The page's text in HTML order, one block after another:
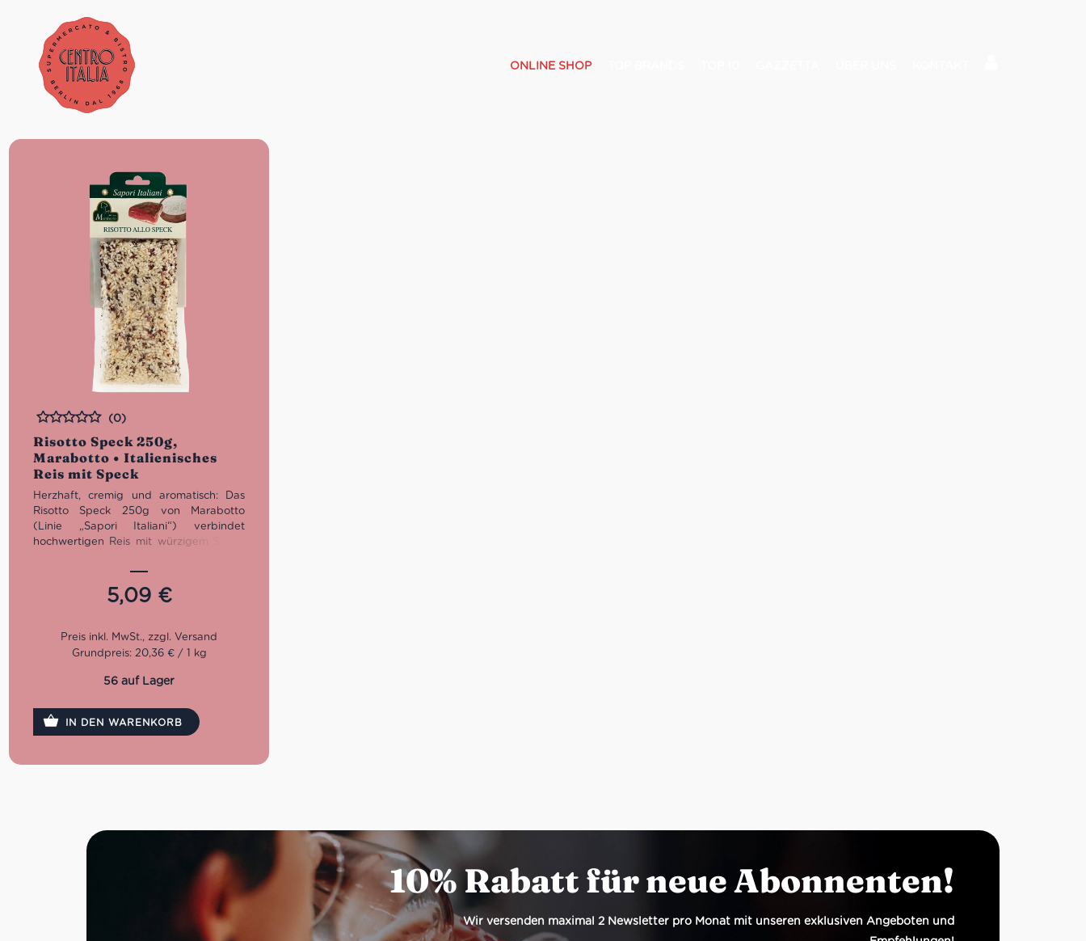
ONLINE SHOP
Risotto Speck 250g,
Marabotto • Italienisches
Reis mit Speck
Bewertet
(0)
Herzhaft, cremig und aromatisch: Das
Risotto Speck 250g von Marabotto
(Linie „Sapori Italiani“) verbindet
hochwertigen Reis mit würzigem Speck
Genussmoment. Vakuumverpackt,
praktisch portioniert für 2–3 Personen
und ideal für ein schnelles, raffiniertes
Winterküche.
5,09 €
Grundpreis: 20,36 € / 1 kg
56 auf Lager
IN DEN WARENKORB
10% Rabatt für neue Abonnenten!
Wir versenden maximal 2 Newsletter pro Monat mit unseren exklusiven Angeboten und